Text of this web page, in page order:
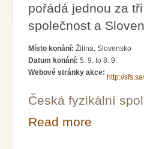
pořádá jednou za
společnost a
Místo konání: Žilina, Slovensko
Datum konání: 5. 9. to 8. 9.
Webové stránky akce:
http://
Česká fyzikální
Read more